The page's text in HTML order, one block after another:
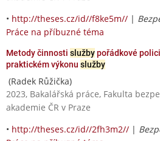
• http://theses.cz/id//f8ke5m// |
Práce na příbuzné téma
Metody činnosti službypořádkové
praktickém výkonu služby
(Radek Růžička)
2023, Bakalářská práce, Fakulta
akademie ČR v Praze
• http://theses.cz/id//2fh3m2// |